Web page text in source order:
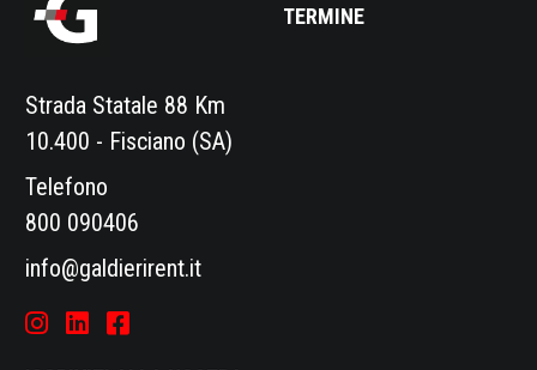
Strada Statale 88 Km
10.400 - Fisciano (SA)
Telefono
800 090406
info@galdierirent.it
TERMINE